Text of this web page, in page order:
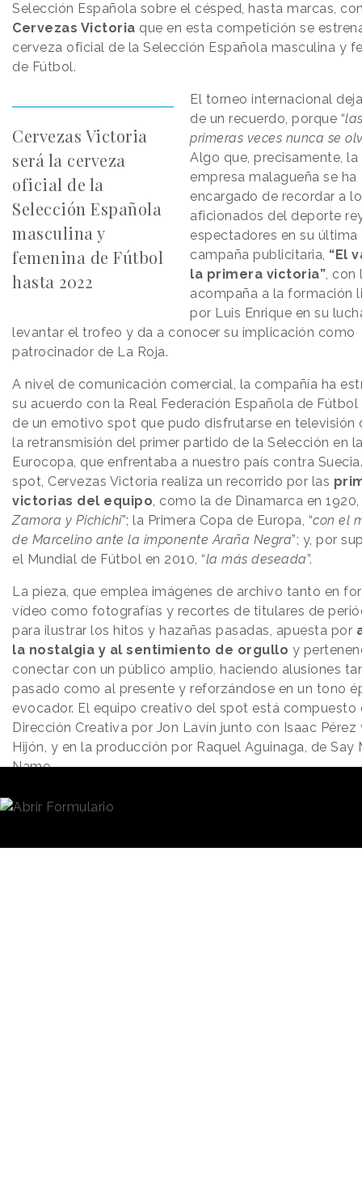
Selección Española sobre el césped, hasta marcas,
Cervezas Victoria que en esta competición se
cerveza oficial de la Selección Española masculina y
de Fútbol.
Cervezas Victoria
será la cerveza
oficial de la
Selección Española
masculina y
femenina de Fútbol
hasta 2022
El torneo internacional
de un recuerdo, porque “
primeras veces nunca se
Algo que, precisamente, la
empresa malagueña se ha
encargado de recordar a
aficionados del deporte
espectadores en su última
campaña publicitaria, “El
la primera victoria”, con
acompaña a la formación
por Luis Enrique en su
levantar el trofeo y da a conocer su implicación como
patrocinador de La Roja.
A nivel de comunicación comercial, la compañía ha
su acuerdo con la Real Federación Española de Fútbol
de un emotivo spot que pudo disfrutarse en televisión
la retransmisión del primer partido de la Selección en
Eurocopa, que enfrentaba a nuestro país contra
spot, Cervezas Victoria realiza un recorrido por las
victorias del equipo, como la de Dinamarca en 1920,
Zamora y Pichichi”; la Primera Copa de Europa, “con el
de Marcelino ante la imponente Araña Negra”; y, por
el Mundial de Fútbol en 2010, “la más deseada”.
La pieza, que emplea imágenes de archivo tanto en
vídeo como fotografías y recortes de titulares de
para ilustrar los hitos y hazañas pasadas, apuesta por
la nostalgia y al sentimiento de orgullo y
conectar con un público amplio, haciendo alusiones
pasado como al presente y reforzándose en un tono
evocador. El equipo creativo del spot está compuesto
Dirección Creativa por Jon Lavín junto con Isaac Pérez
Hijón, y en la producción por Raquel Aguinaga, de Say
Name.
No obstante, y a pesar del discurso futbolístico, la